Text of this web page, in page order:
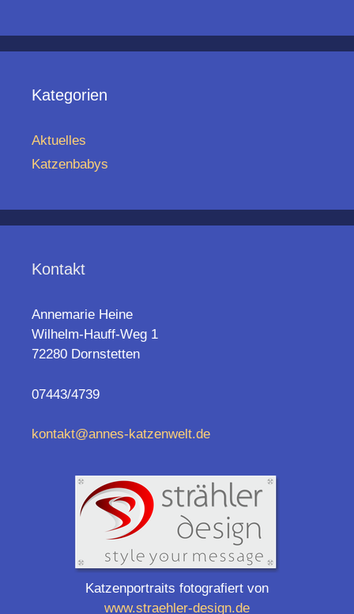
Kategorien
Aktuelles
Katzenbabys
Kontakt
Annemarie Heine
Wilhelm-Hauff-Weg 1
72280 Dornstetten
07443/4739
kontakt@annes-katzenwelt.de
Katzenportraits fotografiert von
www.straehler-design.de